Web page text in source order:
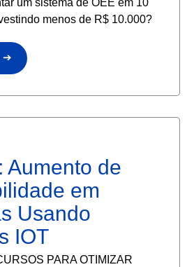
um sistema de OEE em 10
menos de R$ 10.000?
➔
Aumento de
em
Usando
IOT
PARA OTIMIZAR